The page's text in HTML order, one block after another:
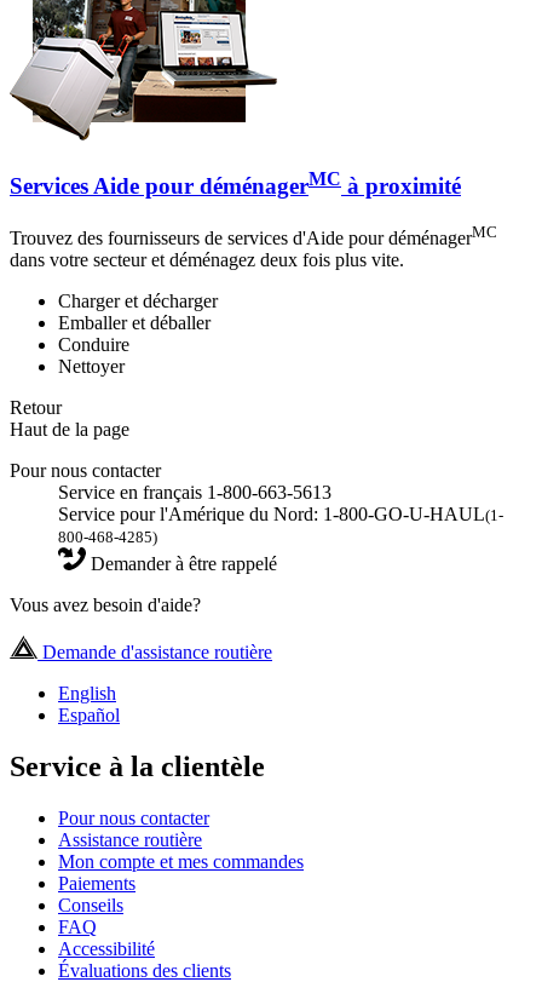
Services Aide pour déménagerMC à proximité
Trouvez des fournisseurs de services d'Aide pour déménagerMC
dans votre secteur et déménagez deux fois plus vite.
Charger et décharger
Emballer et déballer
Conduire
Nettoyer
Retour
Haut de la page
Pour nous contacter
Service en français 1-800-663-5613
Service pour l'Amérique du Nord: 1-800-GO-U-HAUL(1-
800-468-4285)
Demander à être rappelé
Vous avez besoin d'aide?
Demande d'assistance routière
English
Español
Service à la clientèle
Pour nous contacter
Assistance routière
Mon compte et mes commandes
Paiements
Conseils
FAQ
Accessibilité
Évaluations des clients